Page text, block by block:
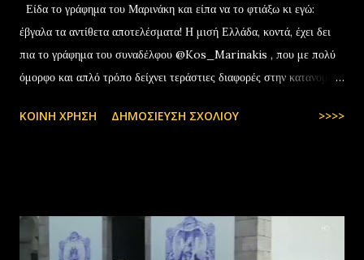
Είδα το γράφημα του Μαρινάκη και είπα να το φτιάξω κι εγώ:
έβγαλα τα αντίθετα αποτελέσματα! Η μισή Ελλάδα, κοντά, έχει δει
πια το γράφημα του συναδέλφου @Kos_Marinakis , που με πολύ
όμορφο και απλό τρόπο δείχνει τεράστιες διαφορές στην κατανομή
— Stefanos Tyros (@StefanosTyros) July 11, 2025
ΚΟΙΝΉ ΧΡΉΣΗ ΔΗΜΟΣΊΕΥΣΗ ΣΧΟΛΊΟΥ >>>>